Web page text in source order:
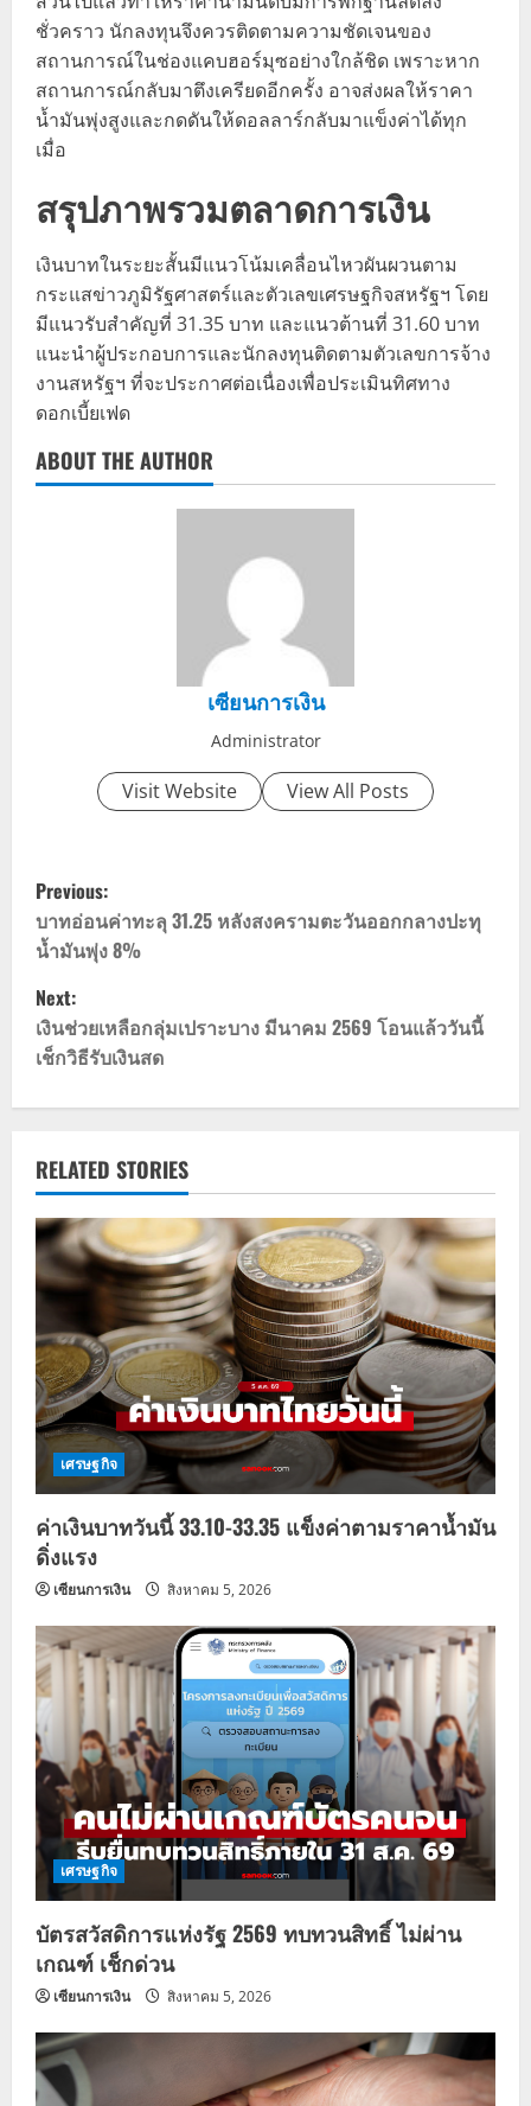
ชั่วคราว นักลงทุนจึงควรติดตามความชัดเจนของ
สถานการณ์ในช่องแคบฮอร์มุซอย่างใกล้ชิด เพราะหาก
สถานการณ์กลับมาตึงเครียดอีกครั้ง อาจส่งผลให้ราคา
น้ำมันพุ่งสูงและกดดันให้ดอลลาร์กลับมาแข็งค่าได้ทุก
เมื่อ
สรุปภาพรวมตลาดการเงิน
เงินบาทในระยะสั้นมีแนวโน้มเคลื่อนไหวผันผวนตาม
กระแสข่าวภูมิรัฐศาสตร์และตัวเลขเศรษฐกิจสหรัฐฯ โดย
มีแนวรับสำคัญที่ 31.35 บาท และแนวต้านที่ 31.60 บาท
แนะนำผู้ประกอบการและนักลงทุนติดตามตัวเลขการจ้าง
งานสหรัฐฯ ที่จะประกาศต่อเนื่องเพื่อประเมินทิศทาง
ดอกเบี้ยเฟด
ABOUT THE AUTHOR
เซียนการเงิน
Administrator
Visit Website View All Posts
P
o
s
t
n
v
i
g
a
t
i
o
n
Previous:
บาทอ่อนค่าทะลุ 31.25 หลังสงครามตะวันออกกลางปะทุ
น้ำมันพุ่ง 8%
Next:
เงินช่วยเหลือกลุ่มเปราะบาง มีนาคม 2569 โอนแล้ววันนี้
เช็กวิธีรับเงินสด
RELATED STORIES
เศรษฐกิจ
ค่าเงินบาทวันนี้ 33.10-33.35 แข็งค่าตามราคาน้ำมัน
ดิ่งแรง
เซียนการเงิน สิงหาคม 5, 2026
เศรษฐกิจ
บัตรสวัสดิการแห่งรัฐ 2569 ทบทวนสิทธิ์ ไม่ผ่าน
เกณฑ์ เช็กด่วน
เซียนการเงิน สิงหาคม 5, 2026